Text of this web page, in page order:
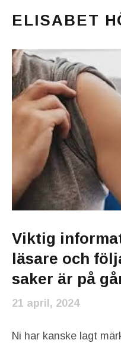
ELISABET
Main Menu
Viktig
läsare och
saker är på
21 april, 2024
Ni har kanske lagt